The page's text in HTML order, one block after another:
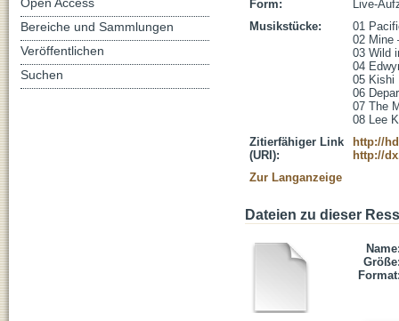
Form:
Live-
Musikstücke:
01
02 Mine
03 Wild
04
05 Kishi
06
07 The
08 Lee
Zitierfähiger Link
(URI):
http://
http://
Zur Langanzeige
Dateien zu dieser
Bereiche und Sammlungen
Veröffentlichen
Suchen